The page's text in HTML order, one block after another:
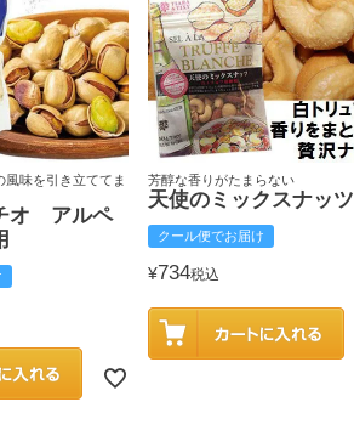
風味を引き立ててま
オ アルペ
芳醇な香りがたまらない
天使のミックスナッツ
クール便でお届け
¥734税込